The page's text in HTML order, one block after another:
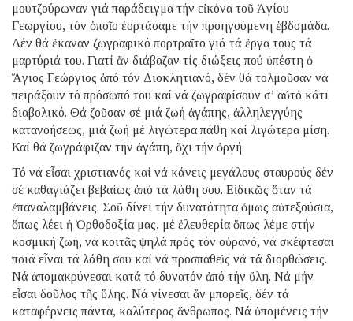
μουτζούρωναν γιά παράδειγμα τήν εἰκόνα τοῦ Ἁγίου
Γεωργίου, τόν ὁποῖο ἑορτάσαμε τήν προηγούμενη ἑβδομάδα.
Δέν θά ἔκαναν ζωγραφικό πορτραῖτο γιά τά ἔργα τους τά
μαρτύριά του. Γιατί ἄν διάβαζαν τίς διώξεις πού ὑπέστη ὁ
Ἅγιος Γεώργιος ἀπό τόν Διοκλητιανό, δέν θά τολμοῦσαν νά
πειράξουν τό πρόσωπό του καί νά ζωγραφίσουν σ’ αὐτό κάτι
διαβολικό. Θά ζοῦσαν σέ μιά ζωή ἀγάπης, ἀλληλεγγύης
κατανοήσεως, μιά ζωή μέ λιγώτερα πάθη καί λιγώτερα μίση.
Καί θά ζωγράφιζαν τήν ἀγάπη, ὄχι τήν ὀργή.
Τό νά εἶσαι χριστιανός καί νά κάνεις μεγάλους σταυρούς δέν
σέ καθαγιάζει βεβαίως ἀπό τά λάθη σου. Εἰδικῶς ὅταν τά
ἐπαναλαμβάνεις. Σοῦ δίνει τήν δυνατότητα ὅμως αὐτεξούσια,
ὅπως λέει ἡ Ὀρθοδοξία μας, μέ ἐλευθερία ὅπως λέμε στήν
κοσμική ζωή, νά κοιτᾶς ψηλά πρός τόν οὐρανό, νά σκέφτεσαι
ποιά εἶναι τά λάθη σου καί νά προσπαθεῖς νά τά διορθώσεις.
Νά ἀπομακρύνεσαι κατά τό δυνατόν ἀπό τήν ὕλη. Νά μήν
εἶσαι δοῦλος τῆς ὕλης. Νά γίνεσαι ἄν μπορεῖς, δέν τά
καταφέρνεις πάντα, καλύτερος ἄνθρωπος. Νά ὑπομένεις τήν